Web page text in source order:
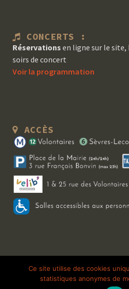
CONCERTS :
Réservations en ligne sur le site,
soirs de concert
Voir la programmation
ACCÈS
Copyright 2026 Le Bal Blomet | Tous droits
Galerie
Ce site utilise des cookies
statistiques anonymes de